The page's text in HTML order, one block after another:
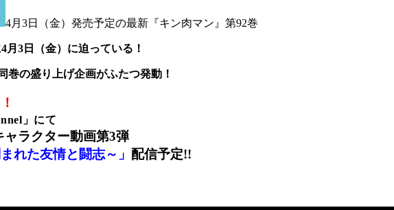
4月3日（金）発売予定の最新『キン肉マン』第92巻
月3日（金）に迫っている！
巻の盛り上げ企画がふたつ発動！
！
」にて
ラクター動画第3弾
れた友情と闘志～」 配信予定!!